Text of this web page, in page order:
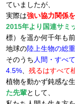
ていましたが、
実際は強い協力関係
2015年より国連サミ
標）を遥か何千年も
地球の陸上生物の総
そのうち人間・すべ
4.5%、 残るはすべて
植物を動かず鈍感な
た先輩として、